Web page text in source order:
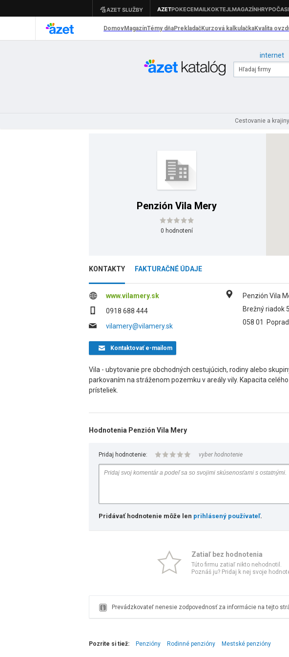
internet
Cestovanie a krajiny
Penzión Vila Mery
0 hodnotení
KONTAKTY FAKTURAČNÉ ÚDAJE
www.vilamery.sk
0918 688 444
vilamery@vilamery.sk
Penzión Vila
Brežný riadok 5
058 01
Poprad
Kontaktovaťe-mailom
Vila - ubytovanie pre obchodných cestujúcich, rodiny alebo
parkovaním na stráženom pozemku v areály vily. Kapacita
prísteliek.
Hodnotenia Penzión Vila Mery
Pridaj hodnotenie: vyber hodnotenie
Pridávať hodnotenie môže len prihlásený používateľ.
Zatiaľ bez hodnotenia
Túto firmu zatiaľ nikto nehodnotil.
Poznáš ju? Pridaj k nej svoje
Prevádzkovateľ nenesie zodpovednosť za informácie na tejto
Pozrite si tiež: Penzióny Rodinné penzióny Mestské penzióny